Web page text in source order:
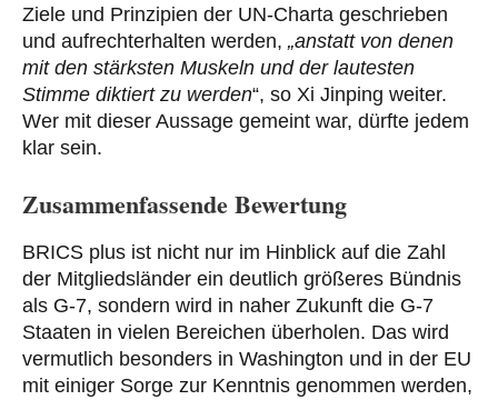
Ziele und Prinzipien der UN-Charta geschrieben
und aufrechterhalten werden, „anstatt von denen
mit den stärksten Muskeln und der lautesten
Stimme diktiert zu werden“, so Xi Jinping weiter.
Wer mit dieser Aussage gemeint war, dürfte jedem
klar sein.
Zusammenfassende Bewertung
BRICS plus ist nicht nur im Hinblick auf die Zahl
der Mitgliedsländer ein deutlich größeres Bündnis
als G-7, sondern wird in naher Zukunft die G-7
Staaten in vielen Bereichen überholen. Das wird
vermutlich besonders in Washington und in der EU
mit einiger Sorge zur Kenntnis genommen werden,